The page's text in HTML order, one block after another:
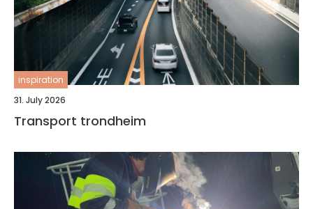
inspiration
31. July 2026
Transport trondheim